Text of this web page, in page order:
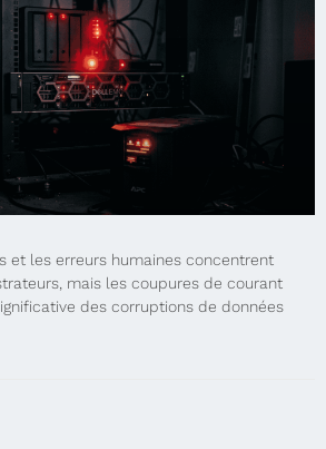
et les erreurs humaines concentrent
mais les coupures de courant
des corruptions de données